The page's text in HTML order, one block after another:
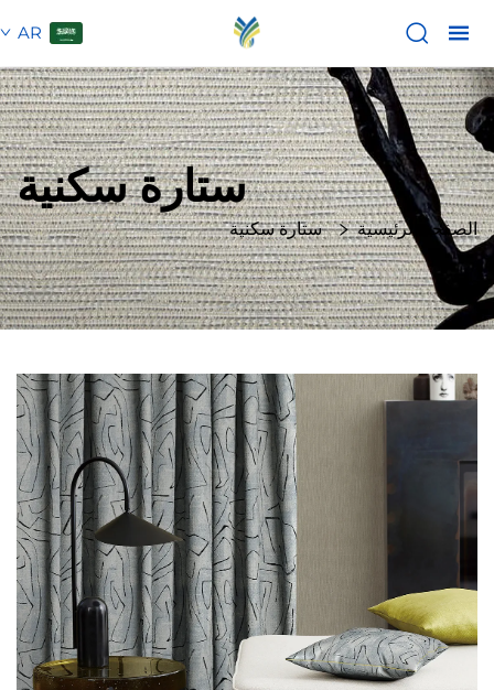
AR
ستارة سكنية
الصفحة الرئيسية ستارة سكنية